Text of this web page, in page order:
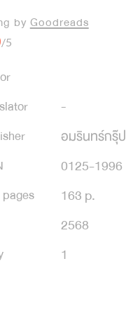
by Goodreads
/5
-
อมรินทร์กรุ๊ป
0125-1996
163 p.
2568
1